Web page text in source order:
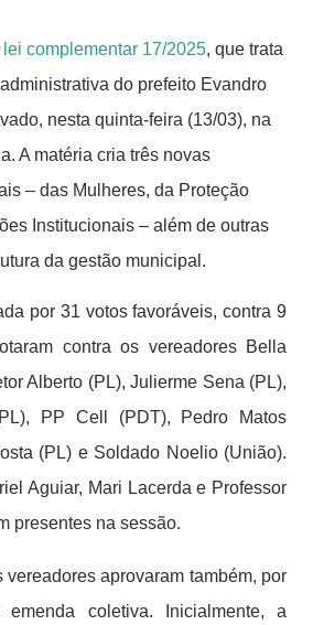
complementar 17/2025, que trata
do prefeito Evandro
nesta quinta-feira (13/03), na
A matéria cria três novas
– das Mulheres, da Proteção
Institucionais – além de outras
da gestão municipal.
por 31 votos favoráveis, contra 9
contra os vereadores Bella
Alberto (PL), Julierme Sena (PL),
PP Cell (PDT), Pedro Matos
(PL) e Soldado Noelio (União).
Aguiar, Mari Lacerda e Professor
presentes na sessão.
vereadores aprovaram também, por
emenda coletiva. Inicialmente, a